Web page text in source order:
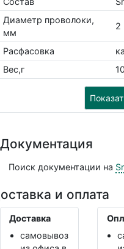
Диаметр проволоки,
мм
2
Расфасовка
Вес,г
Документация
Поиск документации на
и оплата
Доставка
самовывоз